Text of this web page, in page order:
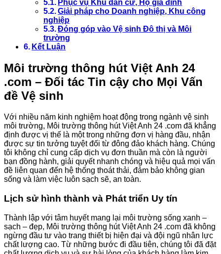
Phục vụ Khu dân cư, Hộ gia đình
Giải pháp cho Doanh nghiệp, Khu công
nghiệp
Đóng góp vào Vệ sinh Đô thị và Môi
trường
Kết Luận
Môi trường thông hút Việt Anh 24
.com – Đối tác Tin cậy cho Mọi Vấn
đề Vệ sinh
Với nhiều năm kinh nghiệm hoạt động trong ngành vệ sinh
môi trường, Môi trường thông hút Việt Anh 24 .com đã khẳng
định được vị thế là một trong những đơn vị hàng đầu, nhận
được sự tin tưởng tuyệt đối từ đông đảo khách hàng. Chúng
tôi không chỉ cung cấp dịch vụ đơn thuần mà còn là người
bạn đồng hành, giải quyết nhanh chóng và hiệu quả mọi vấn
đề liên quan đến hệ thống thoát thải, đảm bảo không gian
sống và làm việc luôn sạch sẽ, an toàn.
Lịch sử hình thành và Phát triển Uy tín
Thành lập với tâm huyết mang lại môi trường sống xanh –
sạch – đẹp, Môi trường thông hút Việt Anh 24 .com đã không
ngừng đầu tư vào trang thiết bị hiện đại và đội ngũ nhân lực
chất lượng cao. Từ những bước đi đầu tiên, chúng tôi đã đặt